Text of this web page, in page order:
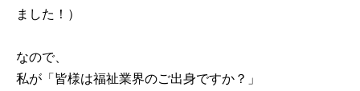
ました！）
なので、
私が「皆様は福祉業界のご出身ですか？」